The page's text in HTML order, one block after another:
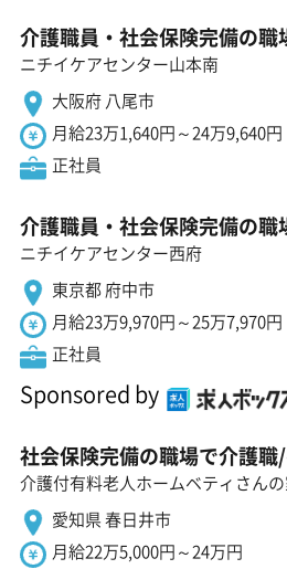
介護職員・社会保険完備の
ニチイケアセンター山本南
大阪府 八尾市
月給23万1,640円～24万9,640円
正社員
介護職員・社会保険完備の
ニチイケアセンター西府
東京都 府中市
月給23万9,970円～25万7,970円
正社員
Sponsored by
社会保険完備の職場で介護職
介護付有料老人ホームベティさん
愛知県 春日井市
月給22万5,000円～24万円